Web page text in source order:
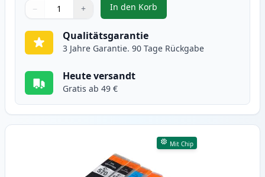
Verwenden Sie die Tasten, um anzupassen
− +
1
In den Korb
, 10 stück Canon PGI-570XL &
Qualitätsgarantie
3 Jahre Garantie. 90 Tage Rückgabe
Heute versandt
Gratis ab 49 €
Mit Chip